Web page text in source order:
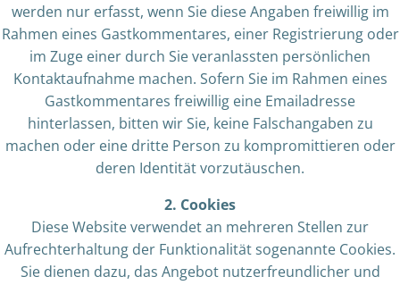
werden nur erfasst, wenn Sie diese Angaben freiwillig im
Rahmen eines Gastkommentares, einer Registrierung oder
im Zuge einer durch Sie veranlassten persönlichen
Kontaktaufnahme machen. Sofern Sie im Rahmen eines
Gastkommentares freiwillig eine Emailadresse
hinterlassen, bitten wir Sie, keine Falschangaben zu
machen oder eine dritte Person zu kompromittieren oder
deren Identität vorzutäuschen.
2. Cookies
Diese Website verwendet an mehreren Stellen zur
Aufrechterhaltung der Funktionalität sogenannte Cookies.
Sie dienen dazu, das Angebot nutzerfreundlicher und